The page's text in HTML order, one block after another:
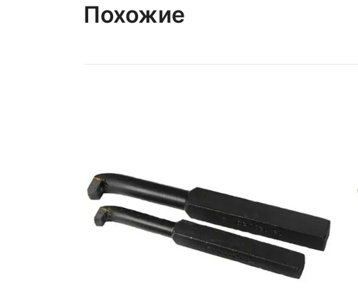
Похожие